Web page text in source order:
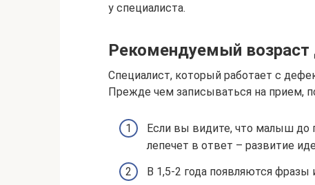
у специалиста.
Рекомендуемый возраст
Специалист, который работает с
Прежде чем записываться на прием,
Если вы видите, что малыш до
лепечет в ответ – развитие
В 1,5-2 года появляются